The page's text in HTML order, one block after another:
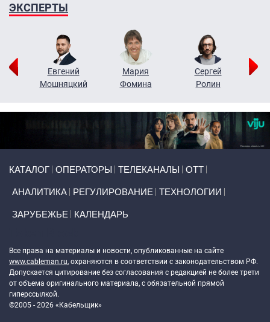
ЭКСПЕРТЫ
Евгений
Мошняцкий
Мария
Фомина
Сергей
Ролин
КАТАЛОГ ОПЕРАТОРЫ ТЕЛЕКАНАЛЫ ОТТ
АНАЛИТИКА РЕГУЛИРОВАНИЕ ТЕХНОЛОГИИ
ЗАРУБЕЖЬЕ КАЛЕНДАРЬ
Все права на материалы и новости, опубликованные на сайте
www.cableman.ru, охраняются в соответствии с законодательством РФ.
Допускается цитирование без согласования с редакцией не более трети
от объема оригинального материала, с обязательной прямой
гиперссылкой.
©2005 - 2026 «Кабельщик»